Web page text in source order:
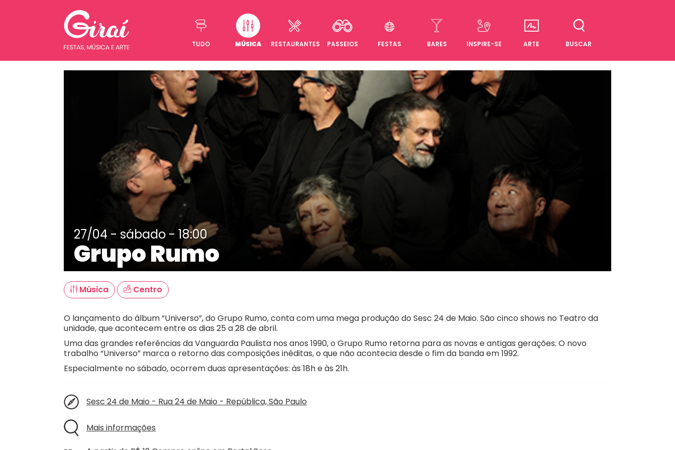
Pular para o conteúdo
TUDO MÚSICA RESTAURANTES PASSEIOS FESTAS BARES INSPIRE-SE ARTE BUSCAR
27/04 - sábado - 18:00
Grupo Rumo
Música Centro
O lançamento do álbum “Universo”, do Grupo Rumo, conta com uma mega produção do Sesc 24 de Maio. São cinco shows no Teatro da
unidade, que acontecem entre os dias 25 a 28 de abril.
Uma das grandes referências da Vanguarda Paulista nos anos 1990, o Grupo Rumo retorna para as novas e antigas gerações. O novo
trabalho “Universo” marca o retorno das composições inéditas, o que não acontecia desde o fim da banda em 1992.
Especialmente no sábado, ocorrem duas apresentações: às 18h e às 21h.
Sesc 24 de Maio - Rua 24 de Maio - República, São Paulo
Mais informações